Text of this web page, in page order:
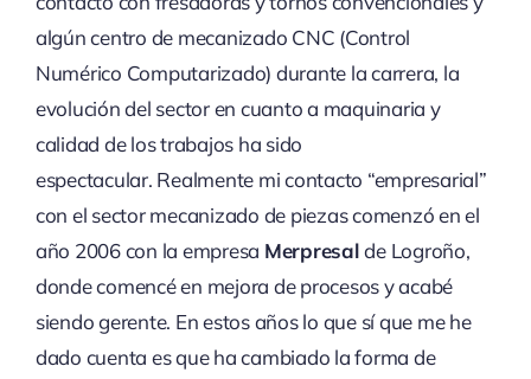
algún centro de mecanizado CNC (Control
Numérico Computarizado) durante la carrera, la
evolución del sector en cuanto a maquinaria y
calidad de los trabajos ha sido
espectacular. Realmente mi contacto “empresarial”
con el sector mecanizado de piezas comenzó en el
año 2006 con la empresa Merpresalde Logroño,
donde comencé en mejora de procesos y acabé
siendo gerente. En estos años lo que sí que me he
dado cuenta es que ha cambiado la forma de